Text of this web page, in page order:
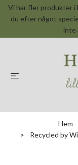
Vi har fler produkter i
du efter något
inte
Hem
Recycled by